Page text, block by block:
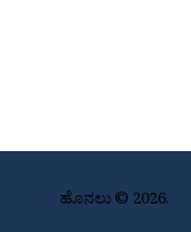
ಹೊನಲು © 2026.